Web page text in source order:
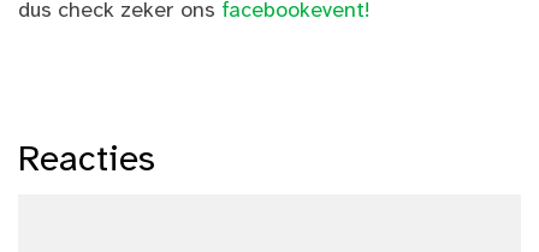
dus check zeker ons facebookevent!
Reacties